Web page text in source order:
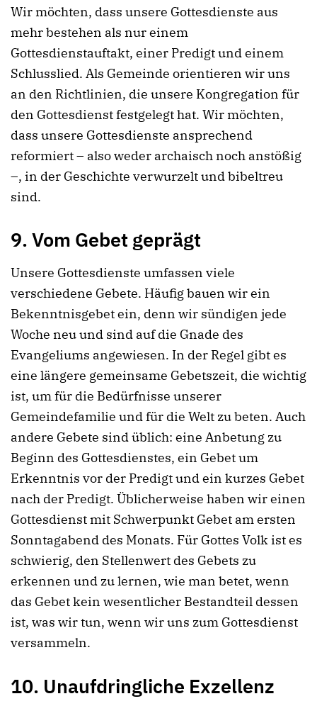
Wir möchten, dass unsere Gottesdienste aus
mehr bestehen als nur einem
Gottesdienstauftakt, einer Predigt und einem
Schlusslied. Als Gemeinde orientieren wir uns
an den Richtlinien, die unsere Kongregation für
den Gottesdienst festgelegt hat. Wir möchten,
dass unsere Gottesdienste ansprechend
reformiert – also weder archaisch noch anstößig
–, in der Geschichte verwurzelt und bibeltreu
sind.
9. Vom Gebet geprägt
Unsere Gottesdienste umfassen viele
verschiedene Gebete. Häufig bauen wir ein
Bekenntnisgebet ein, denn wir sündigen jede
Woche neu und sind auf die Gnade des
Evangeliums angewiesen. In der Regel gibt es
eine längere gemeinsame Gebetszeit, die wichtig
ist, um für die Bedürfnisse unserer
Gemeindefamilie und für die Welt zu beten. Auch
andere Gebete sind üblich: eine Anbetung zu
Beginn des Gottesdienstes, ein Gebet um
Erkenntnis vor der Predigt und ein kurzes Gebet
nach der Predigt. Üblicherweise haben wir einen
Gottesdienst mit Schwerpunkt Gebet am ersten
Sonntagabend des Monats. Für Gottes Volk ist es
schwierig, den Stellenwert des Gebets zu
erkennen und zu lernen, wie man betet, wenn
das Gebet kein wesentlicher Bestandteil dessen
ist, was wir tun, wenn wir uns zum Gottesdienst
versammeln.
10. Unaufdringliche Exzellenz